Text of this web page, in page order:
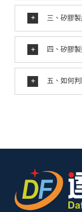
三、矽膠
四、矽膠
五、如何